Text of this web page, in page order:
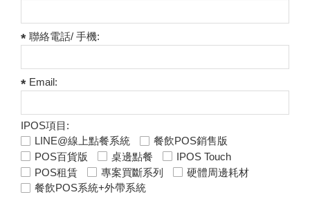
聯絡電話/ 手機:
Email:
IPOS項目:
LINE@線上點餐系統
餐飲POS銷售版
POS百貨版
桌邊點餐
IPOS Touch
POS租賃
專案買斷系列
硬體周邊耗材
餐飲POS系統+外帶系統